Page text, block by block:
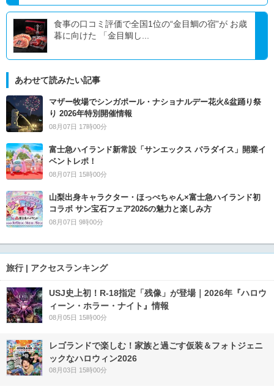
食事の口コミ評価で全国1位の“金目鯛の宿”が お歳
暮に向けた 「金目鯛し...
あわせて読みたい記事
マザー牧場でシンガポール・ナショナルデー花火&盆踊り祭
り 2026年特別開催情報
08月07日 17時00分
富士急ハイランド新常設「サンエックス パラダイス」開業イ
ベントレポ！
08月07日 15時00分
山梨出身キャラクター・ほっぺちゃん×富士急ハイランド初
コラボ サン宝石フェア2026の魅力と楽しみ方
08月07日 9時00分
旅行 | アクセスランキング
USJ史上初！R-18指定「残像」が登場｜2026年『ハロウ
ィーン・ホラー・ナイト』情報
08月05日 15時00分
レゴランドで楽しむ！家族と過ごす仮装＆フォトジェニ
ックなハロウィン2026
08月03日 15時00分